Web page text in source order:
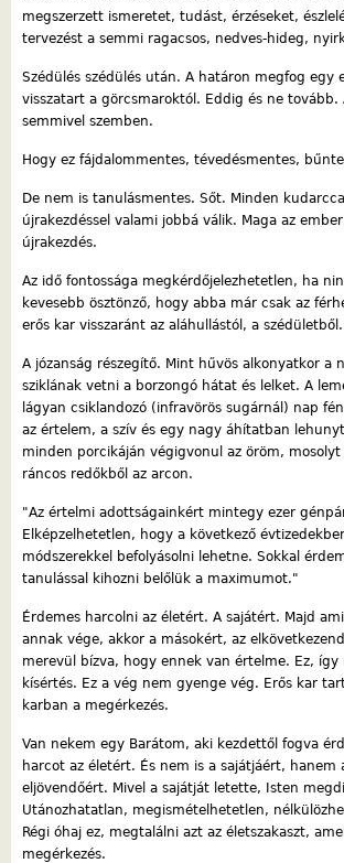
megszerzett ismeretet, tudást, érzéseket,
tervezést a semmi ragacsos, nedves-hideg,
Szédülés szédülés után. A határon megfog egy
visszatart a görcsmaroktól. Eddig és ne tovább.
semmivel szemben.
Hogy ez fájdalommentes, tévedésmentes,
De nem is tanulásmentes. Sőt. Minden
újrakezdéssel valami jobbá válik. Maga az
újrakezdés.
Az idő fontossága megkérdőjelezhetetlen, ha
kevesebb ösztönző, hogy abba már csak az
erős kar visszaránt az aláhullástól, a szédületből.
A józanság részegítő. Mint hűvös alkonyatkor a
sziklának vetni a borzongó hátat és lelket. A
lágyan csiklandozó (infravörös sugárnál) nap
az értelem, a szív és egy nagy áhítatban
minden porcikáján végigvonul az öröm, mosolyt
ráncos redőkből az arcon.
"Az értelmi adottságainkért mintegy ezer
Elképzelhetetlen, hogy a következő
módszerekkel befolyásolni lehetne. Sokkal
tanulással kihozni belőlük a maximumot."
Érdemes harcolni az életért. A sajátért. Majd
annak vége, akkor a másokért, az
merevül bízva, hogy ennek van értelme. Ez, így
kísértés. Ez a vég nem gyenge vég. Erős kar
karban a megérkezés.
Van nekem egy Barátom, aki kezdettől fogva
harcot az életért. És nem is a sajátjáért, hanem
eljövendőért. Mivel a sajátját letette, Isten
Utánozhatatlan, megismételhetetlen,
Régi óhaj ez, megtalálni azt az életszakaszt,
megérkezés.